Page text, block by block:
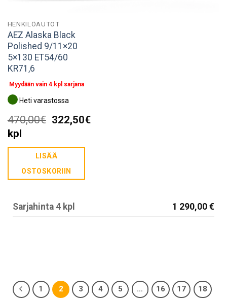
HENKILÖAUTOT
AEZ Alaska Black
Polished 9/11×20
5×130 ET54/60
KR71,6
Myydään vain 4 kpl sarjana
Heti varastossa
470,00€ Alkuperäinen
oli:
470,00€.
322,50€Nykyinen
kpl
LISÄÄ
OSTOSKORIIN
Sarjahinta 4 kpl 1 290,00 €
1 2 3 4 5 … 16 17 18